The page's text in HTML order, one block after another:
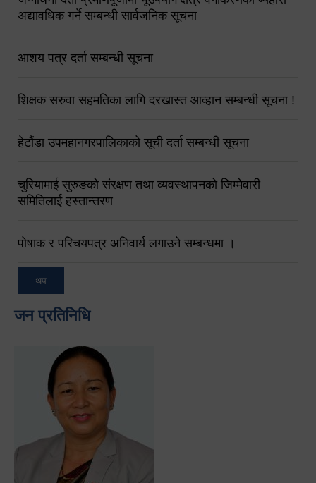
अद्यावधिक गर्ने सम्बन्धी सार्वजनिक सूचना
आशय पत्र दर्ता सम्बन्धी सूचना
शिक्षक सरुवा सहमतिका लागि दरखास्त आव्हान सम्बन्धी सूचना !
हेटौंडा उपमहानगरपालिकाको सूची दर्ता सम्बन्धी सूचना
चुरियामाई सुरुङको संरक्षण तथा व्यवस्थापनको जिम्मेवारी
समितिलाई हस्तान्तरण
पोषाक र परिचयपत्र अनिवार्य लगाउने सम्बन्धमा ।
थप
जन प्रतिनिधि